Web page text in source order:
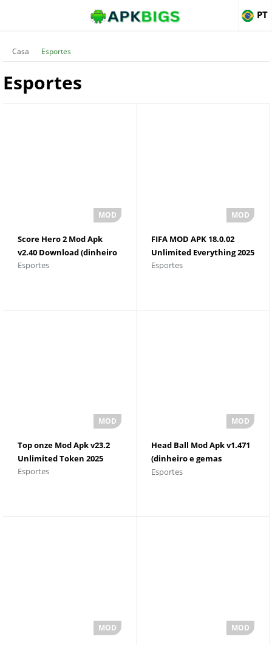
PT
Casa Esportes
Esportes
Score Hero 2 Mod Apk
v2.40 Download (dinheiro
ilimitado)
Esportes
FIFA MOD APK 18.0.02
Unlimited Everything 2025
VersÃ£o mais recente
Esportes
Top onze Mod Apk v23.2
Unlimited Token 2025
Esportes
Head Ball Mod Apk v1.471
(dinheiro e gemas
ilimitados)
Esportes